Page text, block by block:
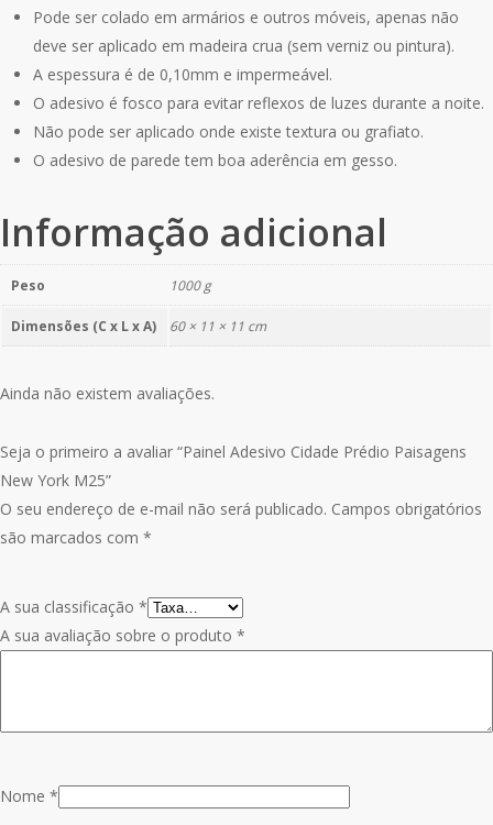
Pode ser colado em armários e outros móveis, apenas não
deve ser aplicado em madeira crua (sem verniz ou pintura).
A espessura é de 0,10mm e impermeável.
O adesivo é fosco para evitar reflexos de luzes durante a noite.
Não pode ser aplicado onde existe textura ou grafiato.
O adesivo de parede tem boa aderência em gesso.
Informação adicional
Peso 1000 g
Dimensões (C x L x A) 60 × 11 × 11 cm
Ainda não existem avaliações.
Seja o primeiro a avaliar “Painel Adesivo Cidade Prédio Paisagens
New York M25”
O seu endereço de e-mail não será publicado. Campos obrigatórios
são marcados com *
A sua classificação *
A sua avaliação sobre o produto *
Nome *